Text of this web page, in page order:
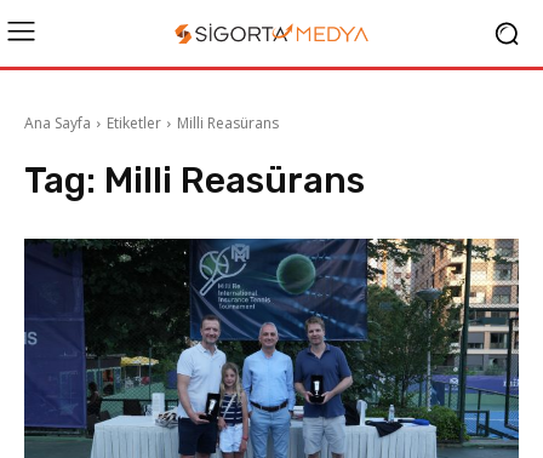
Ana Sayfa Etiketler Milli Reasürans
Tag: Milli Reasürans